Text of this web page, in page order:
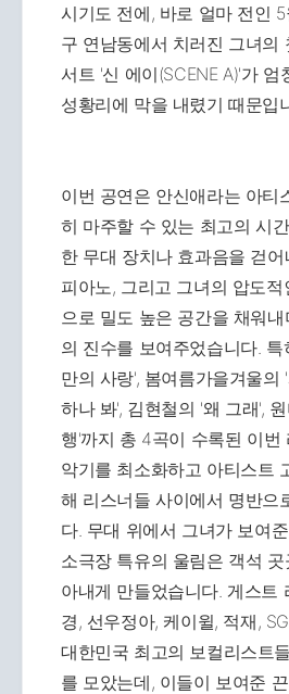
시기도 전에, 바로 얼마 전인
구 연남동에서 치러진 그녀의
서트 '신 에이(SCENE A)'가 엄
성황리에 막을 내렸기 때문입
이번 공연은 안신애라는 아티
히 마주할 수 있는 최고의 시
한 무대 장치나 효과음을 걷
피아노, 그리고 그녀의 압도
으로 밀도 높은 공간을 채워
의 진수를 보여주었습니다.
만의 사랑', 봄여름가을겨울의
하나 봐', 김현철의 '왜 그래',
행'까지 총 4곡이 수록된 이번
악기를 최소화하고 아티스트
해 리스너들 사이에서 명반으
다. 무대 위에서 그녀가 보여
소극장 특유의 울림은 객석
아내게 만들었습니다. 게스트
경, 선우정아, 케이윌, 적재,
대한민국 최고의 보컬리스트
를 모았는데, 이들이 보여준